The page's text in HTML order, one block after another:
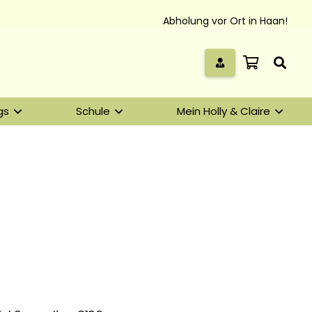
Abholung vor Ort in Haan!
Schule Mein Holly & Claire